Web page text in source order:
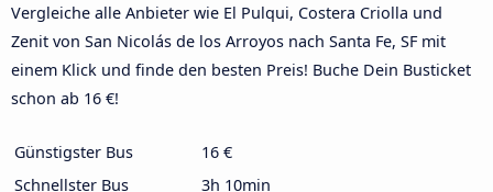
Vergleiche alle Anbieter wie El Pulqui, Costera Criolla und
Zenit von San Nicolás de los Arroyos nach Santa Fe, SF mit
einem Klick und finde den besten Preis! Buche Dein Busticket
schon ab 16 €!
Günstigster Bus
16 €
Schnellster Bus
3h 10min